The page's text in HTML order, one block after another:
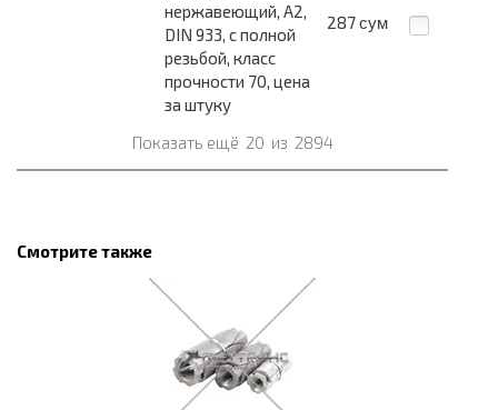
нержавеющий, А2,
DIN 933, с полной
резьбой, класс
прочности 70, цена
за штуку
287 сум
Показать ещё 20 из 2894
Смотрите также